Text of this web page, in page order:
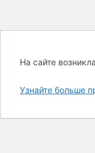
На сайте
Узнайте больше